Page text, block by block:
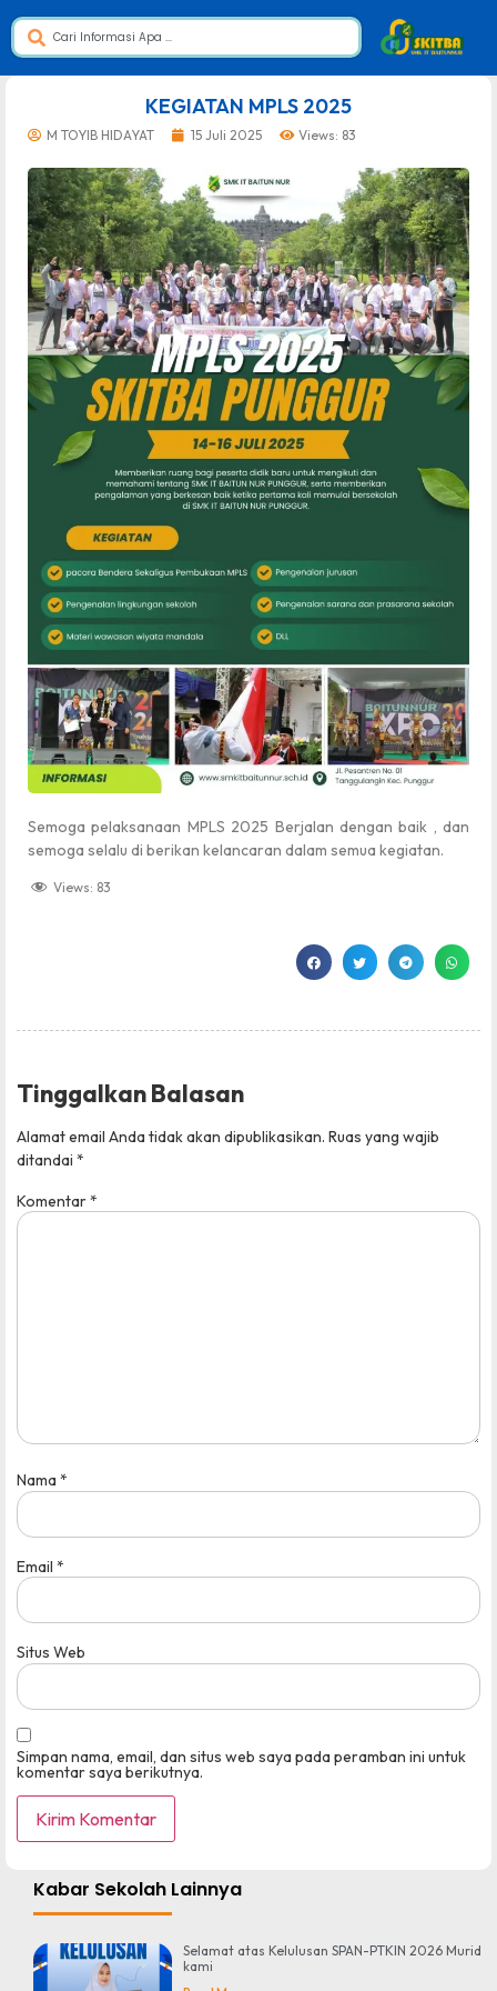
KEGIATAN MPLS 2025
M TOYIB HIDAYAT 15 Juli 2025 Views: 83
Semoga pelaksanaan MPLS 2025 Berjalan dengan baik , dan
semoga selalu di berikan kelancaran dalam semua kegiatan.
Views: 83
Tinggalkan Balasan
Alamat email Anda tidak akan dipublikasikan. Ruas yang wajib
ditandai *
Komentar*
Nama *
Email *
Situs Web
Simpan nama, email, dan situs web saya pada peramban ini untuk
komentar saya berikutnya.
Kabar Sekolah Lainnya
Selamat atas Kelulusan SPAN-PTKIN 2026 Murid
kami